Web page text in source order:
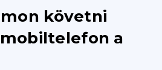
követni
a